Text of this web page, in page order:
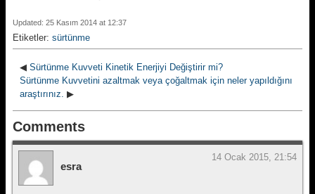
Updated: 25 Kasım 2014 at 12:37
Etiketler: sürtünme
◀ Sürtünme Kuvveti Kinetik Enerjiyi Değiştirir mi?
Sürtünme Kuvvetini azaltmak veya çoğaltmak için neler yapıldığını
araştırınız. ▶
Comments
esra
14 Ocak 2015, 21:54